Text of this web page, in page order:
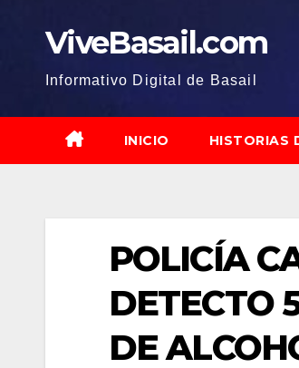
ViveBasail.com
Informativo Digital de Basail
INICIO HISTORIAS
POLICÍA
DETECTO
DE